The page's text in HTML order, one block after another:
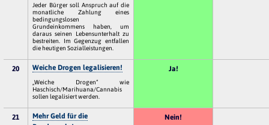
Jeder Bürger soll Anspruch auf die
monatliche Zahlung eines
bedingungslosen
Grundeinkommens haben, um
daraus seinen Lebensunterhalt zu
bestreiten. Im Gegenzug entfallen
die heutigen Sozialleistungen.
20 Weiche Drogen legalisieren!
„Weiche Drogen“ wie
Haschisch/Marihuana/Cannabis
sollen legalisiert werden.
Ja!
21
Mehr Geld für die
Nein!